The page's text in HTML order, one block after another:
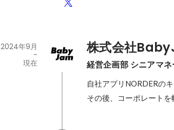
株式会社
経営企画部 シニアマ
2024年9月
-
現在
自社アプリNORDERの
その後、コーポレートを